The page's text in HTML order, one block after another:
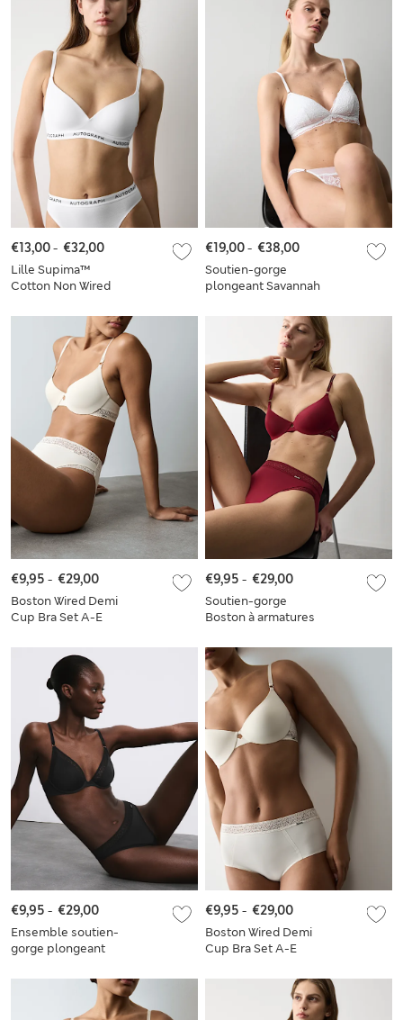
Lille Supima™
Cotton Non Wired
€13,00- €32,00
Soutien-gorge
plongeant Savannah
dentelle, bonnets A
€19,00- €38,00
Boston Wired Demi
Cup Bra Set A-E
€9,95 - €29,00
Soutien-gorge
Boston à armatures
E
€9,95 - €29,00
Ensemble soutien-
gorge plongeant
microfibre à
bordures en
€9,95 - €29,00
Boston Wired Demi
Cup Bra Set A-E
€9,95 - €29,00